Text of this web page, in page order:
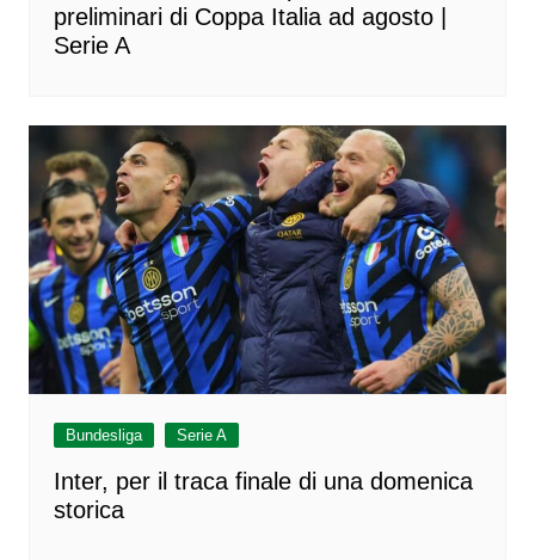
preliminari di Coppa Italia ad agosto |
Serie A
Bundesliga Serie A
Inter, per il traca finale di una domenica
storica